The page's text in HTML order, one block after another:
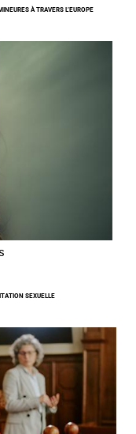
À TRAVERS L’EUROPE
SEXUELLE